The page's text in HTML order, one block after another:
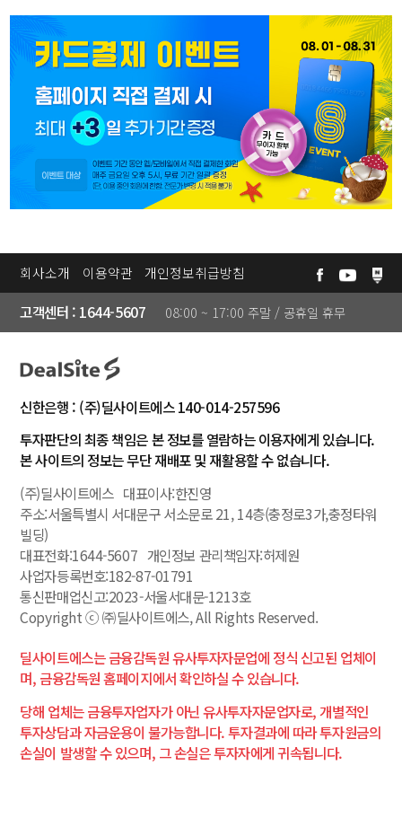
아
카
데
❯
터
공
지
사
자
주
하
는
질
문
이
벤
트
❯
전
문
가
상
회사소개 이용약관 개인정보취급방침
고객센터 : 1644-5607 08:00 ~ 17:00 주말 / 공휴일 휴무
신한은행 : (주)딜사이트에스 140-014-257596
투자판단의 최종 책임은 본 정보를 열람하는 이용자에게 있습니다.
본 사이트의 정보는 무단 재배포 및 재활용할 수 없습니다.
(주)딜사이트에스 대표이사:한진영
주소:서울특별시 서대문구 서소문로 21, 14층(충정로3가,충정타워
빌딩)
대표전화:1644-5607 개인정보 관리책임자:허제원
사업자등록번호:182-87-01791
통신판매업신고:2023-서울서대문-1213호
Copyright ⓒ ㈜딜사이트에스, All Rights Reserved.
딜사이트에스는 금융감독원 유사투자자문업에 정식 신고된 업체이
며, 금융감독원 홈페이지에서 확인하실 수 있습니다.
당해 업체는 금융투자업자가 아닌 유사투자자문업자로, 개별적인
투자상담과 자금운용이 불가능합니다. 투자결과에 따라 투자원금의
손실이 발생할 수 있으며, 그 손실은 투자자에게 귀속됩니다.